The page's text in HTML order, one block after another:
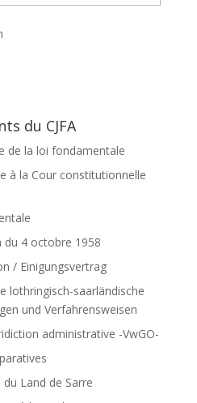
du CJFA
de la loi fondamentale
à la Cour constitutionnelle
du 4 octobre 1958
/ Einigungsvertrag
lothringisch-saarländische
und Verfahrensweisen
administrative -VwGO-
du Land de Sarre